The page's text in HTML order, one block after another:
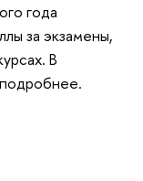
года
за экзамены,
В